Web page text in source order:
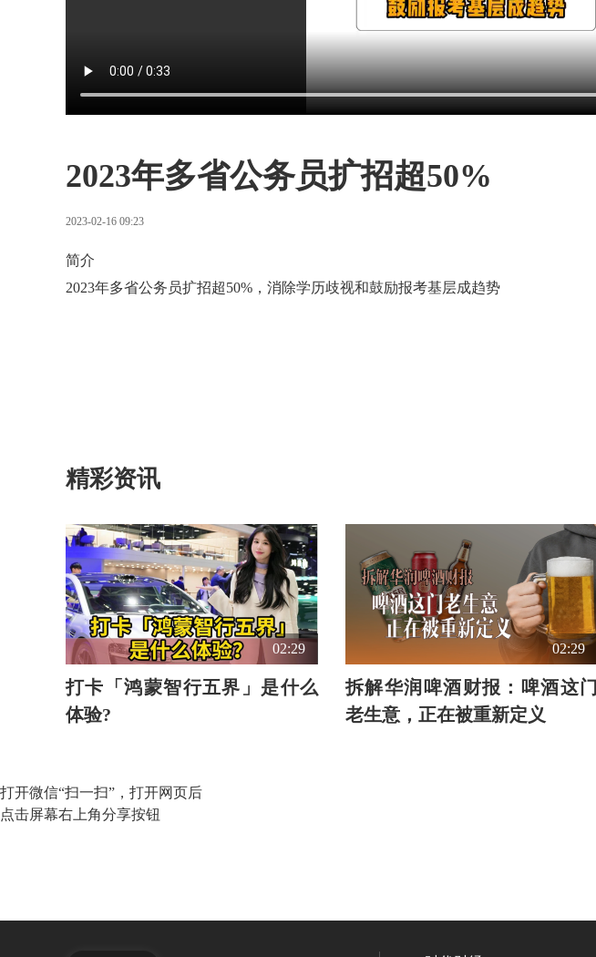
2023年多省公务员扩招超50%
2023-02-16 09:23
简介
2023年多省公务员扩招超50%，消除学历歧视和鼓励报考基层成趋势
精彩资讯
02:29
打卡「鸿蒙智行五界」是什么
体验?
02:29
拆解华润啤酒财报：啤酒这门
老生意，正在被重新定义
打开微信“扫一扫”，打开网页后
点击屏幕右上角分享按钮